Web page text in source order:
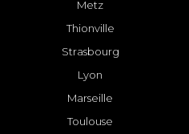
Metz
Thionville
Strasbourg
Lyon
Marseille
Toulouse